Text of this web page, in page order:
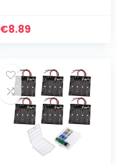
Veiligheid Anti
€8.89